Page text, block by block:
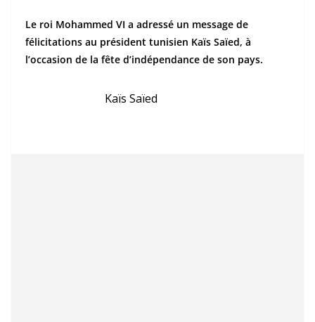
Le roi Mohammed VI a adressé un message de
félicitations au président tunisien Kaïs Saïed, à
l’occasion de la fête d’indépendance de son pays.
Kaïs Saïed